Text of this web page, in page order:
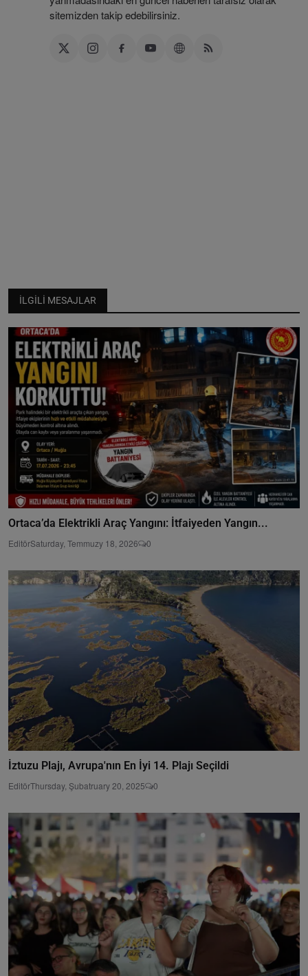
sitemizden takip edebilirsiniz.
İLGILI MESAJLAR
Ortaca’da Elektrikli Araç Yangını: İtfaiyeden Yangın...
EditörSaturday, Temmuzy 18, 2026 0
İztuzu Plajı, Avrupa'nın En İyi 14. Plajı Seçildi
EditörThursday, Şubatruary 20, 2025 0